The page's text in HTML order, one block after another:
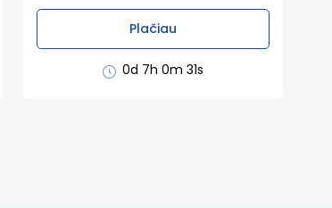
Plačiau
0d 7h 0m 30s